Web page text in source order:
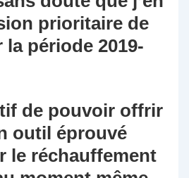
prioritaire de
la période 2019-
de pouvoir offrir
outil éprouvé
le réchauffement